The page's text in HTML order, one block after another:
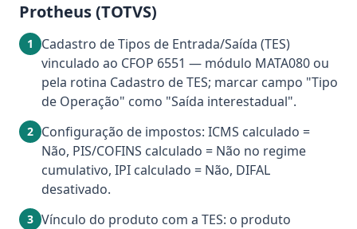
Protheus (TOTVS)
1
Cadastro de Tipos de Entrada/Saída (TES)
vinculado ao CFOP 6551 — módulo MATA080 ou
pela rotina Cadastro de TES; marcar campo "Tipo
de Operação" como "Saída interestadual".
2 Configuração de impostos: ICMS calculado =
Não, PIS/COFINS calculado = Não no regime
cumulativo, IPI calculado = Não, DIFAL
desativado.
3 Vínculo do produto com a TES: o produto